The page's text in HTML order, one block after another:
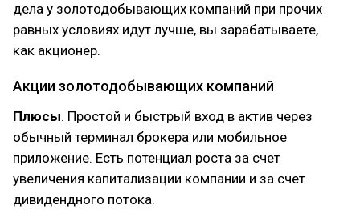
дела у золотодобывающих компаний при прочих
равных условиях идут лучше, вы зарабатываете,
как акционер.
Акции золотодобывающих компаний
Плюсы. Простой и быстрый вход в актив через
обычный терминал брокера или мобильное
приложение. Есть потенциал роста за счет
увеличения капитализации компании и за счет
дивидендного потока.